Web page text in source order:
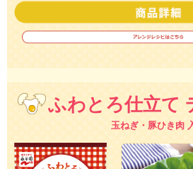
ふわとろ仕立て
玉ねぎ・豚ひき肉